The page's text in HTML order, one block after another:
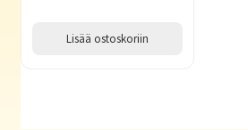
Lisää ostoskoriin